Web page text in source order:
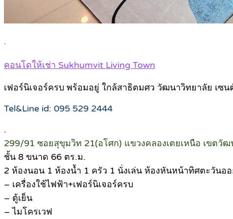
.
คอนโดให้เช่า Sukhumvit Living Town
เฟอร์นิเจอร์ครบ พร้อมอยู่ ใกล้สาธิตมศว วัฒนาวิทยาลัย เ
Tel&Line id: 095 529 2444
.
299/91 ซอยสุขุมวิท 21(อโศก) แขวงคลองเตยเหนือ เขตวัฒ
ชั้น 8 ขนาด 66 ตร.ม.
2 ห้องนอน 1 ห้องน้ำ 1 ครัว 1 นั่งเล่น ห้องหันหน้าทิศตะวันอ
– เครื่องใช้ไฟฟ้า+เฟอร์นิเจอร์ครบ
– ตู้เย็น
– ไมโครเวฟ